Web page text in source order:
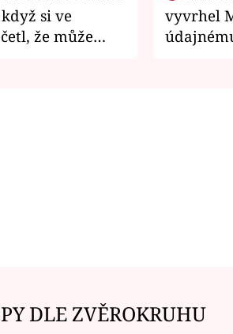
si ve
že může
vyvrhel
DLE ZVĚROKRUHU